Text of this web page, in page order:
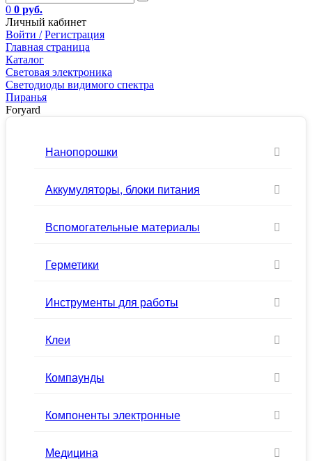
0 0 руб.
Личный кабинет
Войти / Регистрация
Главная страница
Каталог
Световая электроника
Светодиоды видимого спектра
Пиранья
Foryard
Нанопорошки
Аккумуляторы, блоки питания
Вспомогательные материалы
Герметики
Инструменты для работы
Клеи
Компаунды
Компоненты электронные
Медицина